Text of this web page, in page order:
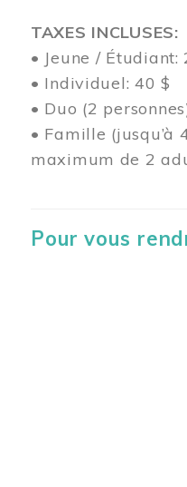
TAXES INCLUSES:
• Jeune / Étudiant:
• Individuel: 40 $
• Duo (2
• Famille (jusqu’à
maximum de 2
Pour vous